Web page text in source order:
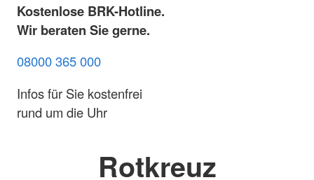
Kostenlose BRK-Hotline.
Wir beraten Sie gerne.
08000 365 000
Infos für Sie kostenfrei
rund um die Uhr
Rotkreuz